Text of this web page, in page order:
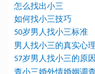
怎么找出小三
如何找小三技巧
50岁男人找小三标准
男人找小三的真实心理
57岁男人找小三的原因
查小三婚外情婚姻调查